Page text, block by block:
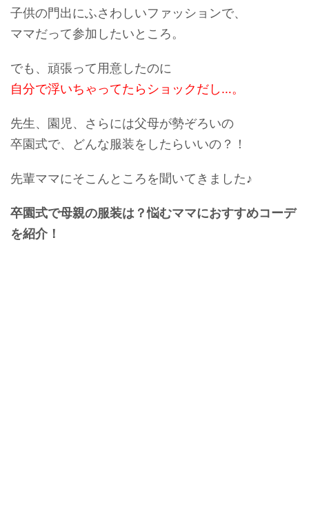
子供の門出にふさわしいファッションで、
ママだって参加したいところ。
でも、頑張って用意したのに
自分で浮いちゃってたらショックだし…。
先生、園児、さらには父母が勢ぞろいの
卒園式で、どんな服装をしたらいいの？！
先輩ママにそこんところを聞いてきました♪
卒園式で母親の服装は？悩むママにおすすめコーデ
を紹介！